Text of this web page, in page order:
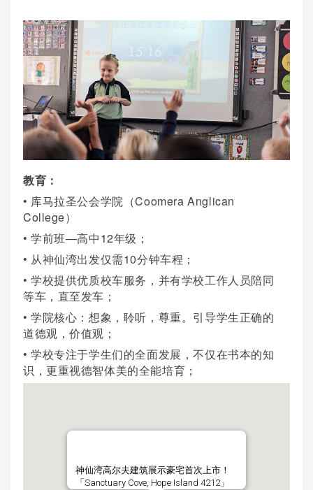
教育：
• 库马拉圣公会学院（Coomera Anglican
College）
• 学前班—高中12年级；
• 从神仙湾出发仅需10分钟车程；
• 学校提供优质校车服务，并有学校工作人员陪同
等车，直至发车；
• 学院核心：想象，聆听，尊重。引导学生正确的
道德观，价值观；
• 学校专注于学生们的全面发展，不仅在书本的知
识，更重视德智体美的全能培育；
神仙湾高尔夫建筑展示豪宅首次上市！
「Sanctuary Cove, Hope Island 4212」